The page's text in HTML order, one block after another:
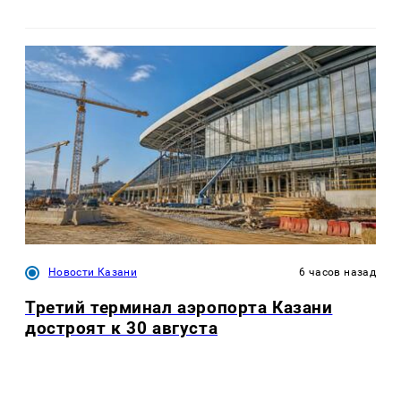
Новости Казани 6 часов назад
Третий терминал аэропорта Казани
достроят к 30 августа